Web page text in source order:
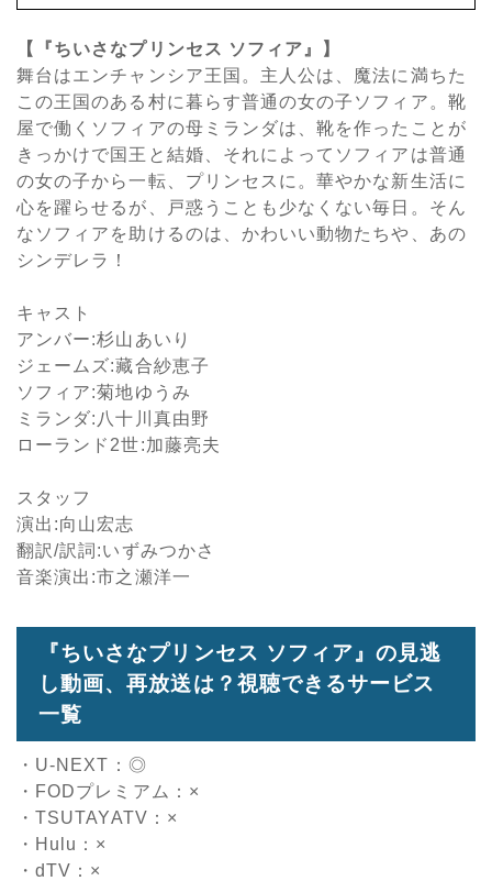
【『ちいさなプリンセス ソフィア』】
舞台はエンチャンシア王国。主人公は、魔法に満ちた
この王国のある村に暮らす普通の女の子ソフィア。靴
屋で働くソフィアの母ミランダは、靴を作ったことが
きっかけで国王と結婚、それによってソフィアは普通
の女の子から一転、プリンセスに。華やかな新生活に
心を躍らせるが、戸惑うことも少なくない毎日。そん
なソフィアを助けるのは、かわいい動物たちや、あの
シンデレラ！
キャスト
アンバー:杉山あいり
ジェームズ:藏合紗恵子
ソフィア:菊地ゆうみ
ミランダ:八十川真由野
ローランド2世:加藤亮夫
スタッフ
演出:向山宏志
翻訳/訳詞:いずみつかさ
音楽演出:市之瀬洋一
『ちいさなプリンセス ソフィア』の見逃
し動画、再放送は？視聴できるサービス
一覧
・U-NEXT：◎
・FODプレミアム：×
・TSUTAYATV：×
・Hulu：×
・dTV：×